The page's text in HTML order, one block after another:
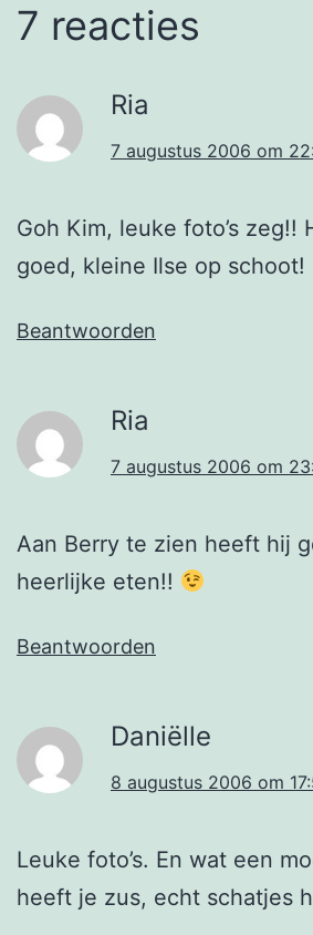
7 reacties
Ria
7 augustus 2006 om
Goh Kim, leuke foto’s zeg!!
goed, kleine Ilse op schoot!
Beantwoorden
Ria
7 augustus 2006 om
Aan Berry te zien heeft hij
heerlijke eten!!
Beantwoorden
Daniëlle
8 augustus 2006 om
Leuke foto’s. En wat een
heeft je zus, echt schatjes